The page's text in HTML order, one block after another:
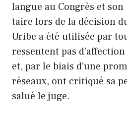
langue au Congrès et son
taire lors de la décision
Uribe a été utilisée par
ressentent pas
et, par le biais d’une
réseaux, ont critiqué sa
salué le juge.